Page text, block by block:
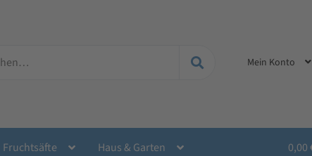
Mein Konto
Fruchtsäfte Haus & Garten 0,00